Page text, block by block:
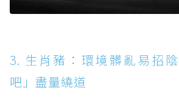
3. 生肖豬：環境髒亂易招
吧」盡量繞道